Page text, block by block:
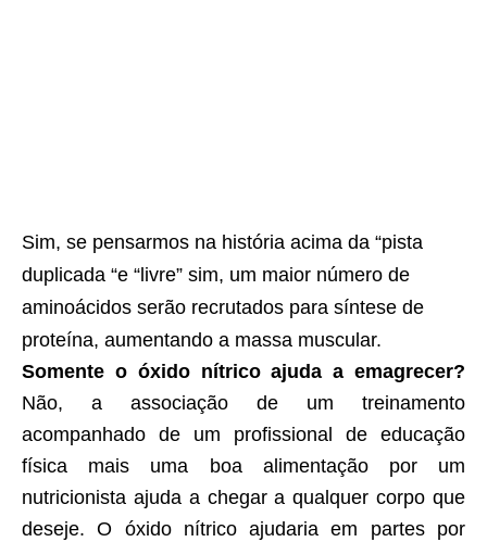
Sim, se pensarmos na história acima da “pista
duplicada “e “livre” sim, um maior número de
aminoácidos serão recrutados para síntese de
proteína, aumentando a massa muscular.
Somente o óxido nítrico ajuda a emagrecer?
Não, a associação de um treinamento
acompanhado de um profissional de educação
física mais uma boa alimentação por um
nutricionista ajuda a chegar a qualquer corpo que
deseje. O óxido nítrico ajudaria em partes por